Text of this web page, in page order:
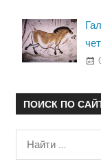
ПОИСК ПО